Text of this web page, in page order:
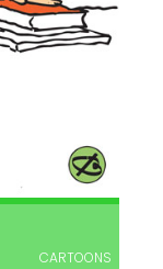
CARTOONS